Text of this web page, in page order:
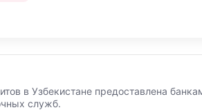
в Узбекистане предоставлена
служб.